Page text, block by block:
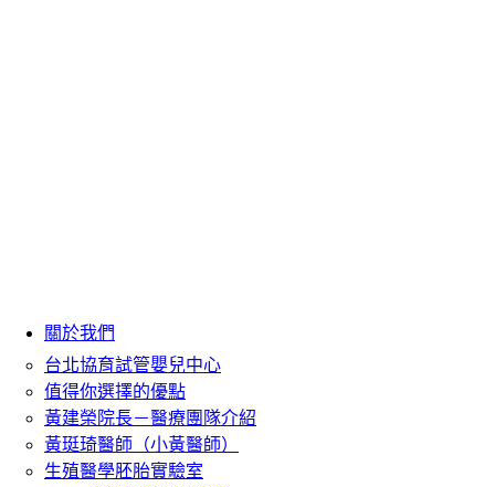
關於我們
台北協育試管嬰兒中心
值得你選擇的優點
黃建榮院長－醫療團隊介紹
黃珽琦醫師（小黃醫師）
生殖醫學胚胎實驗室